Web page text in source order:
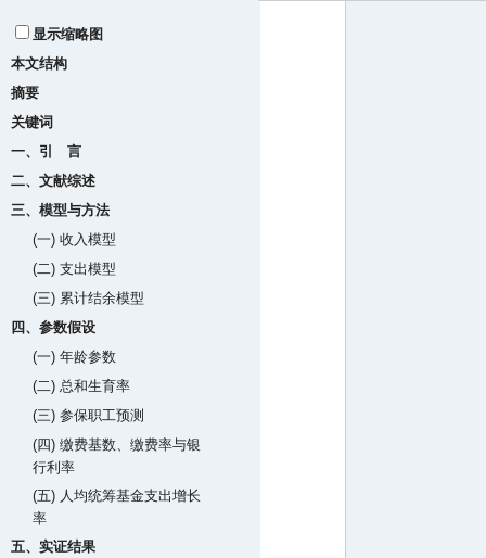
显示缩略图
本文结构
摘要
关键词
一、引 言
二、文献综述
三、模型与方法
(一) 收入模型
(二) 支出模型
(三) 累计结余模型
四、参数假设
(一) 年龄参数
(二) 总和生育率
(三) 参保职工预测
(四) 缴费基数、缴费率与银
行利率
(五) 人均统筹基金支出增长
率
五、实证结果